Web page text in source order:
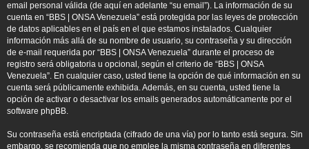
email personal válida (de aquí en adelante “su email”). La información de su
cuenta en “BBS | ONSA Venezuela” está protegida por las leyes de protección
de datos aplicables en el país en el que estamos instalados. Cualquier
información más allá de su nombre de usuario, su contraseña y su dirección
de e-mail requerida por “BBS | ONSA Venezuela” durante el proceso de
registro será obligatoria u opcional, según el criterio de “BBS | ONSA
Venezuela”. En cualquier caso, usted tiene la opción de qué información en su
cuenta será públicamente exhibida. Además, en su cuenta, usted tiene la
opción de activar o desactivar los emails generados automáticamente por el
software phpBB.
Su contraseña está encriptada (cifrado de una vía) por lo tanto está segura. Sin
embargo, se recomienda que no emplee la misma contraseña en diferentes